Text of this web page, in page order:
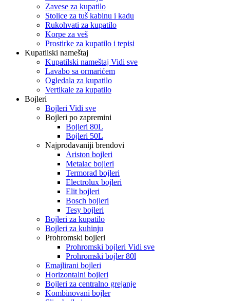
Zavese za kupatilo
Stolice za tuš kabinu i kadu
Rukohvati za kupatilo
Korpe za veš
Prostirke za kupatilo i tepisi
Kupatilski nameštaj
Kupatilski nameštaj Vidi sve
Lavabo sa ormarićem
Ogledala za kupatilo
Vertikale za kupatilo
Bojleri
Bojleri Vidi sve
Bojleri po zapremini
Bojleri 80L
Bojleri 50L
Najprodavaniji brendovi
Ariston bojleri
Metalac bojleri
Termorad bojleri
Electrolux bojleri
Elit bojleri
Bosch bojleri
Tesy bojleri
Bojleri za kupatilo
Bojleri za kuhinju
Prohromski bojleri
Prohromski bojleri Vidi sve
Prohromski bojler 80l
Emajlirani bojleri
Horizontalni bojleri
Bojleri za centralno grejanje
Kombinovani bojler